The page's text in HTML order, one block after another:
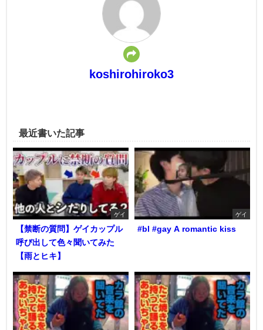
koshirohiroko3
最近書いた記事
ゲイ
【禁断の質問】ゲイカップル
呼び出して色々聞いてみた
【雨とヒキ】
ゲイ
#bl #gay A romantic kiss